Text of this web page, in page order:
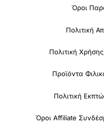
Όροι
Πολιτική
Πολιτική
Προϊόντα
Πολιτική
Όροι Affiliate